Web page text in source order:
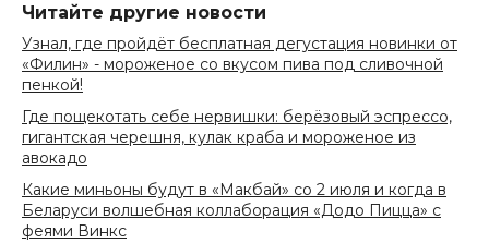
Читайте другие новости
Узнал, где пройдёт бесплатная дегустация новинки от
«Филин» - мороженое со вкусом пива под сливочной
пенкой!
Где пощекотать себе нервишки: берёзовый эспрессо,
гигантская черешня, кулак краба и мороженое из
авокадо
Какие миньоны будут в «Макбай» со 2 июля и когда в
Беларуси волшебная коллаборация «Додо Пицца» с
феями Винкс